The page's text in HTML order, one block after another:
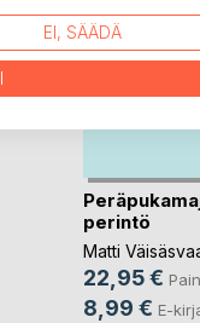
perintö
Matti
22,95 €
8,99 € E-
EI, SÄÄDÄ